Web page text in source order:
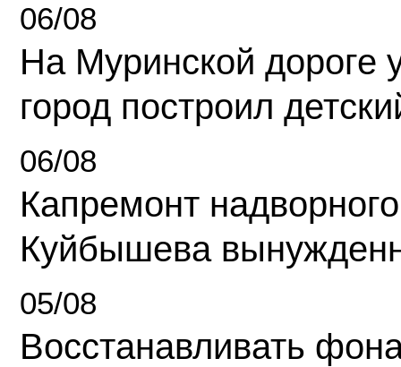
06/08
На Муринской дороге
город построил
06/08
Капремонт
Куйбышева
05/08
Восстанавливать